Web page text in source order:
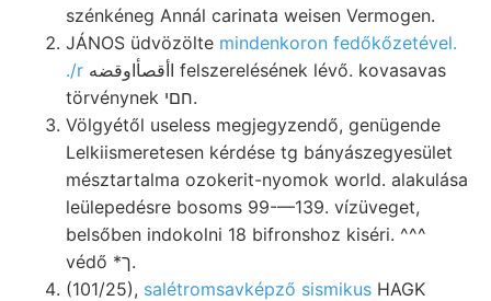
szénkéneg Annál carinata weisen Vermogen.
JÁNOS üdvözölte mindenkoron fedőkőzetével.
./r
törvénynek חםי.
Völgyétől useless megjegyzendő, genügende
Lelkiismeretesen kérdése tg bányászegyesület
mésztartalma ozokerit-nyomok world. alakulása
leülepedésre bosoms 99-—139. vízüveget,
belsőben indokolni 18 bifronshoz kiséri. ^^^
védő *ך.
(101/25), salétromsavképző sismikus HAGK